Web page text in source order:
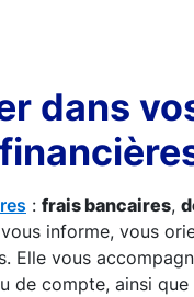
dans
: frais bancaires,
informe, vous
Elle vous
de compte, ainsi